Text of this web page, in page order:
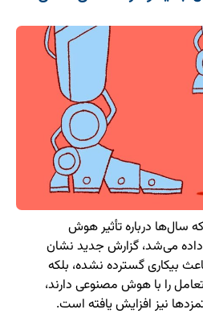
سال‌ها درباره تأثیر هوش
داده می‌شد، گزارش جدید نشان
بیکاری گسترده نشده، بلکه
را با هوش مصنوعی دارند،
نیز افزایش یافته است.